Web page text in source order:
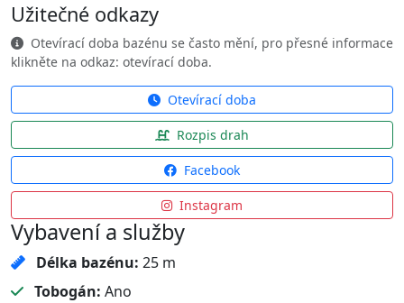
Užitečné odkazy
Otevírací doba bazénu se často mění, pro přesné informace
klikněte na odkaz: otevírací doba.
Otevírací doba
Rozpis drah
Facebook
Instagram
Vybavení a služby
Délka bazénu: 25 m
Tobogán: Ano